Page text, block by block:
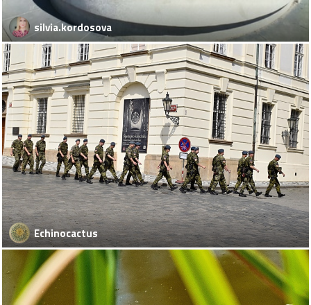
silvia.kordosova
Echinocactus